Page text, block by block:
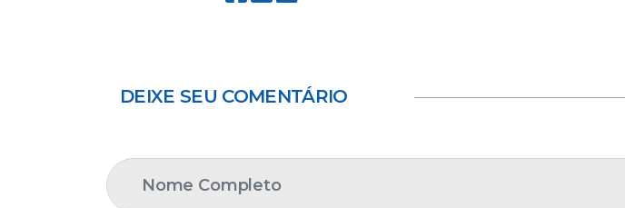
DEIXE SEU COMENTÁRIO